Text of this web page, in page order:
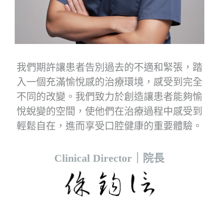
我們期許讓患者告別過去的不適和緊張，踏
入一個充滿愉悅感的治療環境，感受到完全
不同的改變。我們致力於創造讓患者能夠愉
悅蛻變的空間，使他們在治療過程中感受到
輕鬆自在，進而享受口腔健康的重要體驗。
Clinical Director｜院長